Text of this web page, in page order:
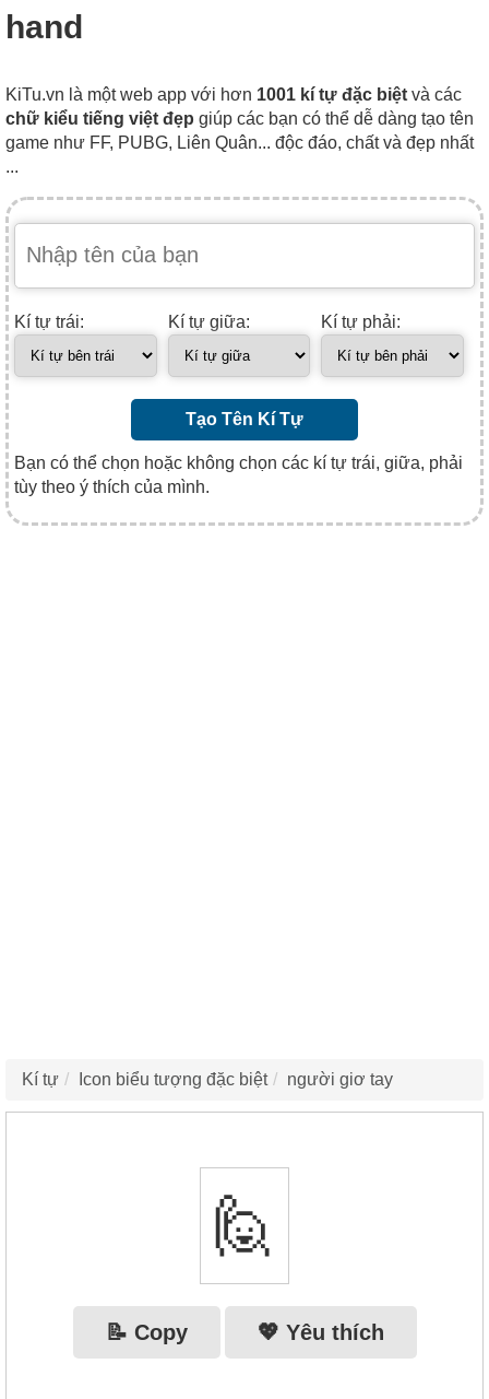
hand
KiTu.vn là một web app với hơn 1001 kí tự đặc biệt và các
chữ kiểu tiếng việt đẹp giúp các bạn có thể dễ dàng tạo tên
game như FF, PUBG, Liên Quân... độc đáo, chất và đẹp nhất
...
Kí tự trái: Kí tự giữa: Kí tự phải:
Tạo Tên Kí Tự
Bạn có thể chọn hoặc không chọn các kí tự trái, giữa, phải
tùy theo ý thích của mình.
Kí tự Icon biểu tượng đặc biệt người giơ tay
🙋
📝 Copy 💖 Yêu thích